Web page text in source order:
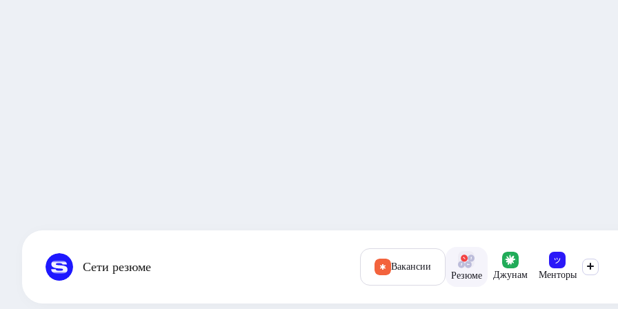
Сети резюме
Вакансии
Резюме
Джунам Менторы